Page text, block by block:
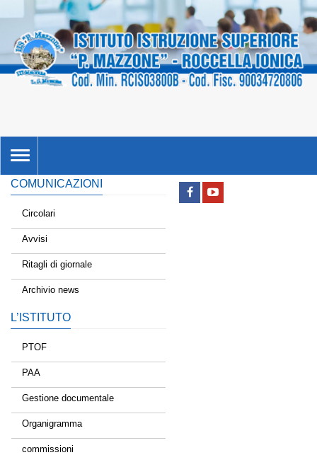
TOGGLE
NAVIGATION
COMUNICAZIONI
Circolari
Avvisi
Ritagli di giornale
Archivio news
L’ISTITUTO
PTOF
PAA
Gestione documentale
Organigramma
commissioni